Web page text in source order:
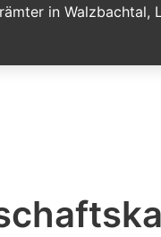
in Walzbachtal,